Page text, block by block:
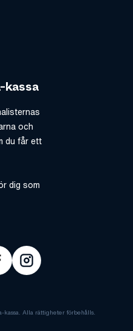
kassa
och
du får ett
dig som
Alla rättigheter förbehålls.